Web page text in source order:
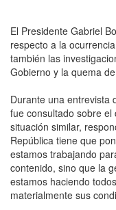
El Presidente Gabriel
respecto a la
también las
Gobierno y la quema
Durante una entrevista
fue consultado sobre
situación similar,
República tiene que
estamos trabajando
contenido, sino que la
estamos haciendo
materialmente sus